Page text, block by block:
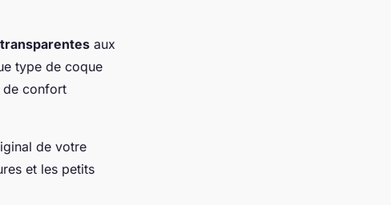
aux
type de coque
de confort
de votre
et les petits